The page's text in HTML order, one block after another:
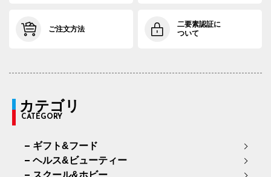
ご注文方法
二要素認証に
ついて
カテゴリ
CATEGORY
ギフト&フード
ヘルス&ビューティー